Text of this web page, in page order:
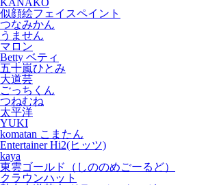
KANAKO
似顔絵フェイスペイント
つなみかん
うません
マロン
Betty ベティ
五十嵐ひとみ
大道芸
ごっちくん
つねむね
太平洋
YUKI
komatan こまたん
Entertainer Hi2(ヒッツ)
kaya
東雲ゴールド（しののめごーるど）
クラウンハット